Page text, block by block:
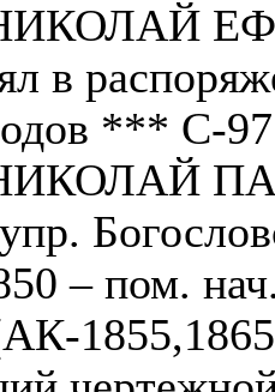
в
*** С-
– пом.